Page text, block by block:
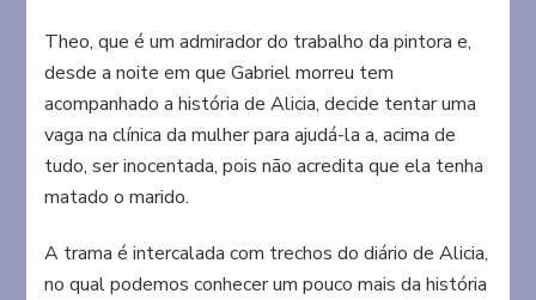
Theo, que é um admirador do trabalho da pintora e,
desde a noite em que Gabriel morreu tem
acompanhado a história de Alicia, decide tentar uma
vaga na clínica da mulher para ajudá-la a, acima de
tudo, ser inocentada, pois não acredita que ela tenha
matado o marido.
A trama é intercalada com trechos do diário de Alicia,
no qual podemos conhecer um pouco mais da história